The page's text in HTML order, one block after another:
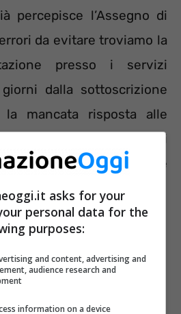
percepisce l’Assegno di
da evitare troviamo la
presso i servizi
dalla sottoscrizione
mancata risposta alle
sociali o dei servizi
una giustificazione
decadrà.asks for your
personal data for the
purposes:
and content, advertising and
audience research and
information on a device